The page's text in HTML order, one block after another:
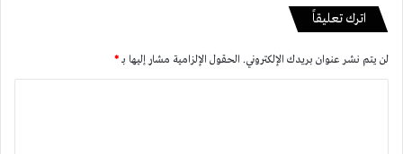
اترك تعليقاً
لن يتم نشر عنوان بريدك الإلكتروني. الحقول الإلزامية مشار إليها بـ*